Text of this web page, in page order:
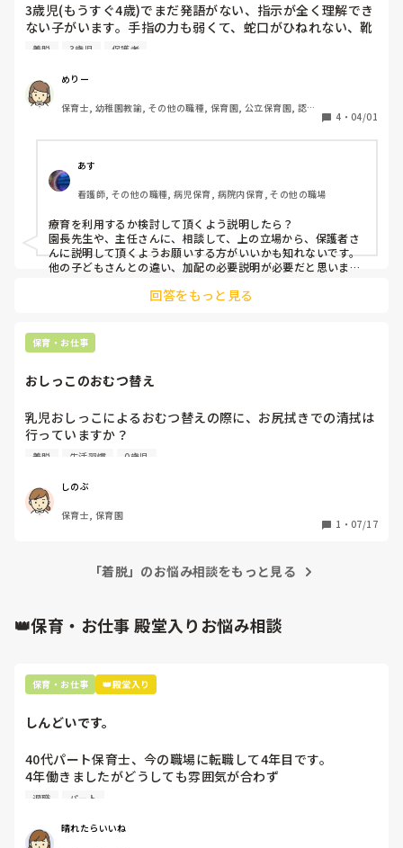
3歳児(もうすぐ4歳)でまだ発語がない、指示が全く理解でき
ない子がいます。手指の力も弱くて、蛇口がひねれない、靴
のマジックテープも剥がせず1人で着脱も難しいです。
入園してもう1年経つのに言葉でも写真や絵カードでも全く
通用しなくて、一日の流れも全く理解できていません。
今は少人数保育なので着いていてあげれますが、夏頃にマン
保護者にもいろいろオブラートに包みながら、難しいことが
多いと伝えていますが、｢ゆっくりなんですよね〜｣と全く焦
ることも無く、｢家でもそうなんです〜、でも特には困って
ないです｣と言われお手上げです…。
子どもはいつも困り顔で助けてあげたいけど、考えつくこと
は全てしたつもりです。何かできることはないでしょうか？
着脱 3歳児 保護者
めりー
保育士, 幼稚園教諭, その他の職種, 保育園, 公立保育園, 認可
4 ・ 04/01
あす
看護師, その他の職種, 病児保育, 病院内保育, その他の職場
療育を利用するか検討して頂くよう説明したら？
園長先生や、主任さんに、相談して、上の立場から、保護者さ
んに説明して頂くようお願いする方がいいかも知れないです。
他の子どもさんとの違い、加配の必要説明が必要だと思いま
回答をもっと見る
保育・お仕事
おしっこのおむつ替え
乳児おしっこによるおむつ替えの際に、お尻拭きでの清拭は
行っていますか？
経験の中で、義務化されていた園はなかったので他園出はど
着脱 生活習慣 0歳児
しのぶ
保育士, 保育園
1 ・ 07/17
「着脱」のお悩み相談をもっと見る
👑保育・お仕事 殿堂入りお悩み相談
保育・お仕事 👑殿堂入り
しんどいです。
40代パート保育士、今の職場に転職して4年目です。
4年働きましたがどうしても雰囲気が合わず
退職しようと思っています。
周りの職員は、勤続10年以上から何十年という先生がほとん
どです。
退職 パート
晴れたらいいね